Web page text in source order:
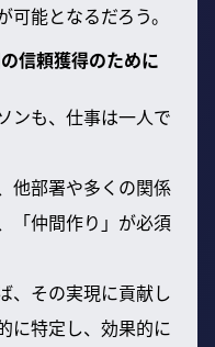
能となるだろう。
信頼獲得のために
ンも、仕事は一人で
他部署や多くの関係
「仲間作り」が必須
、その実現に貢献し
に特定し、効果的に